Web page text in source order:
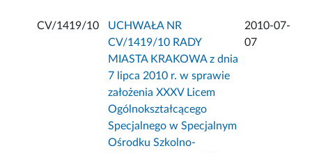
CV/1419/10
UCHWAŁA NR
CV/1419/10 RADY
MIASTA KRAKOWA z dnia
7 lipca 2010 r. w sprawie
założenia XXXV Licem
Ogólnokształcącego
Specjalnego w Specjalnym
Ośrodku Szkolno-
2010-07-
07